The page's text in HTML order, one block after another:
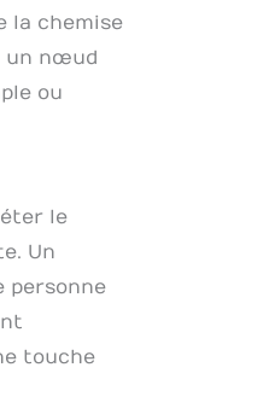
la chemise
un nœud
ou
le
Un
personne
touche